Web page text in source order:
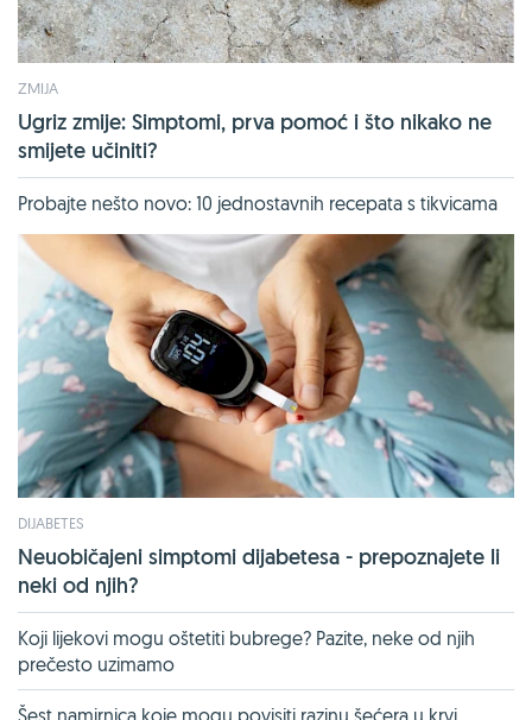
ZMIJA
Ugriz zmije: Simptomi, prva pomoć i što nikako ne
smijete učiniti?
Probajte nešto novo: 10 jednostavnih recepata s tikvicama
DIJABETES
Neuobičajeni simptomi dijabetesa - prepoznajete li
neki od njih?
Koji lijekovi mogu oštetiti bubrege? Pazite, neke od njih
prečesto uzimamo